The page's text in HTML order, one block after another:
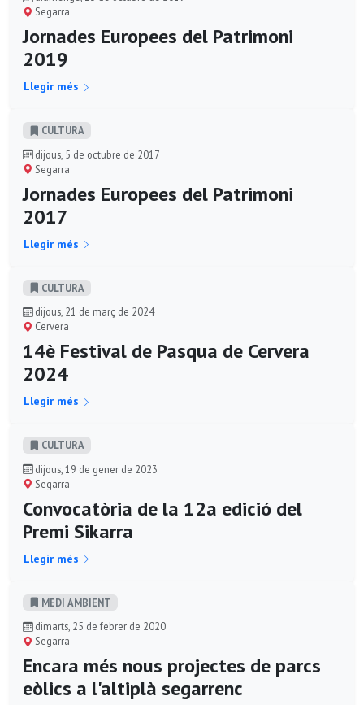
Segarra
Jornades Europees del Patrimoni
2019
Llegir més
CULTURA
dijous, 5 de octubre de 2017
Segarra
Jornades Europees del Patrimoni
2017
Llegir més
CULTURA
dijous, 21 de març de 2024
Cervera
14è Festival de Pasqua de Cervera
2024
Llegir més
CULTURA
dijous, 19 de gener de 2023
Segarra
Convocatòria de la 12a edició del
Premi Sikarra
Llegir més
MEDI AMBIENT
dimarts, 25 de febrer de 2020
Segarra
Encara més nous projectes de parcs
eòlics a l'altiplà segarrenc